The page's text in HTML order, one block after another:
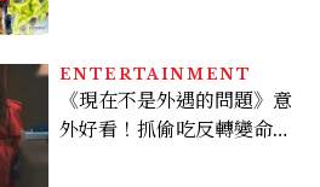
ENTERTAINMENT
《現在不是外遇的問題》意
外好看！抓偷吃反轉變命